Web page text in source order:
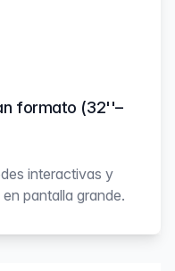
formato (32''–
interactivas y
pantalla grande.